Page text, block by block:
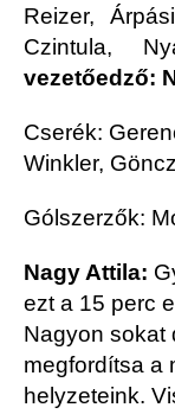
Reizer,
Czintula,
vezetőedző:
Cserék:
Winkler,
Gólszerzők:
Nagy Attila:
ezt a 15 perc
Nagyon sokat
megfordítsa a
helyzeteink.